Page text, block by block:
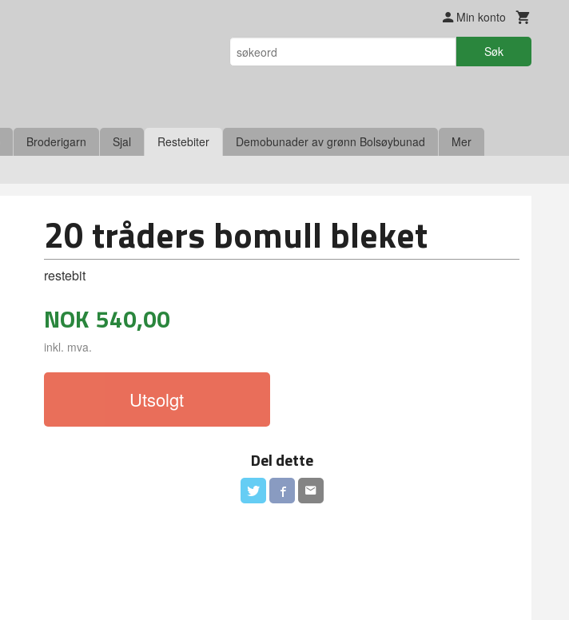
Min konto
Søk
Broderigarn Sjal Restebiter Demobunader av grønn Bolsøybunad Mer
20 tråders bomull bleket
restebit
NOK 540,00
inkl. mva.
Utsolgt
Del dette